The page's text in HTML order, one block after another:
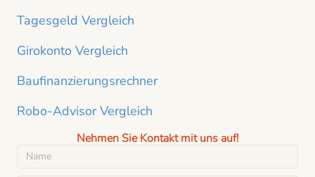
Tagesgeld Vergleich
Girokonto Vergleich
Baufinanzierungsrechner
Robo-Advisor Vergleich
Nehmen Sie Kontakt mit uns auf!